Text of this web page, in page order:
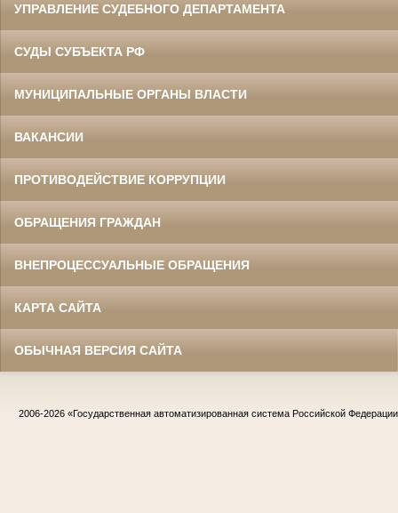
УПРАВЛЕНИЕ СУДЕБНОГО ДЕПАРТАМЕНТА
СУДЫ СУБЪЕКТА РФ
МУНИЦИПАЛЬНЫЕ ОРГАНЫ ВЛАСТИ
ВАКАНСИИ
ПРОТИВОДЕЙСТВИЕ КОРРУПЦИИ
ОБРАЩЕНИЯ ГРАЖДАН
ВНЕПРОЦЕССУАЛЬНЫЕ ОБРАЩЕНИЯ
КАРТА САЙТА
ОБЫЧНАЯ ВЕРСИЯ САЙТА
2006-2026 «Государственная автоматизированная система Российской